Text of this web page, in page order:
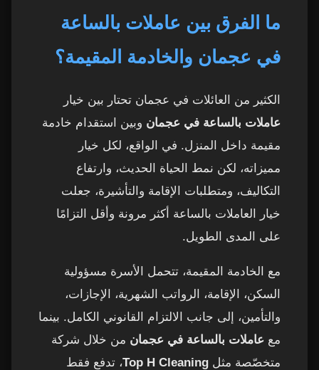
ما الفرق بين عاملات بالساعة
في عجمان والخادمة المقيمة؟
الكثير من العائلات في عجمان تحتار بين خيار
عاملات بالساعة في عجمان وبين استقدام خادمة
مقيمة داخل المنزل. في الواقع، لكل خيار
مميزاته، لكن نمط الحياة الحديث، وارتفاع
التكاليف، ومتطلبات الإقامة والتأشيرة، جعلت
خيار العاملات بالساعة أكثر مرونة وأقل التزامًا
على المدى الطويل.
مع الخادمة المقيمة، تتحمل الأسرة مسؤولية
السكن، الإقامة، الرواتب الشهرية، الإجازات،
والتأمين، إلى جانب الالتزام القانوني الكامل. بينما
مع عاملات بالساعة في عجمان من خلال شركة
متخصّصة مثل Top H Cleaning، تدفع فقط